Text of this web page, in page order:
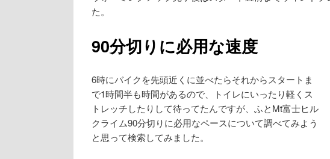
た。
90分切りに必用な速度
6時にバイクを先頭近くに並べたらそれからスタートま
で1時間半も時間があるので、トイレにいったり軽くス
トレッチしたりして待ってたんですが、ふとMt富士ヒル
クライム90分切りに必用なペースについて調べてみよう
と思って検索してみました。